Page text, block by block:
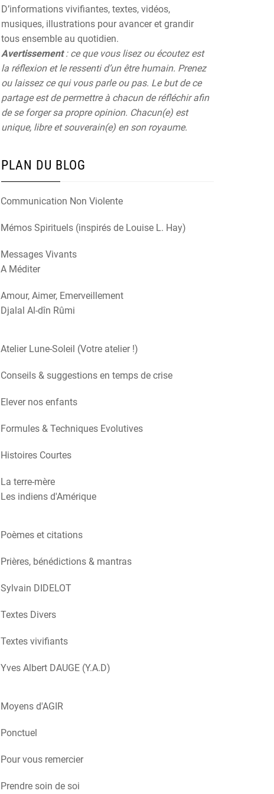
D’informations vivifiantes, textes, vidéos,
musiques, illustrations pour avancer et grandir
tous ensemble au quotidien.
Avertissement: ce que vous lisez ou écoutez est
la réflexion et le ressenti d’un être humain. Prenez
ou laissez ce qui vous parle ou pas. Le but de ce
partage est de permettre à chacun de réfléchir afin
de se forger sa propre opinion. Chacun(e) est
unique, libre et souverain(e) en son royaume.
PLAN DU BLOG
Communication Non Violente
Mémos Spirituels (inspirés de Louise L. Hay)
Messages Vivants
A Méditer
Amour, Aimer, Emerveillement
Djalal Al-dîn Rûmi
Atelier Lune-Soleil (Votre atelier !)
Conseils & suggestions en temps de crise
Elever nos enfants
Formules & Techniques Evolutives
Histoires Courtes
La terre-mère
Les indiens d'Amérique
Poèmes et citations
Prières, bénédictions & mantras
Sylvain DIDELOT
Textes Divers
Textes vivifiants
Yves Albert DAUGE (Y.A.D)
Moyens d'AGIR
Ponctuel
Pour vous remercier
Prendre soin de soi